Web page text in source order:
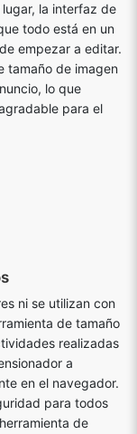
la interfaz de
todo está en un
empezar a editar.
tamaño de imagen
lo que
para el
ni se utilizan con
de tamaño
realizadas
a
en el navegador.
para todos
de